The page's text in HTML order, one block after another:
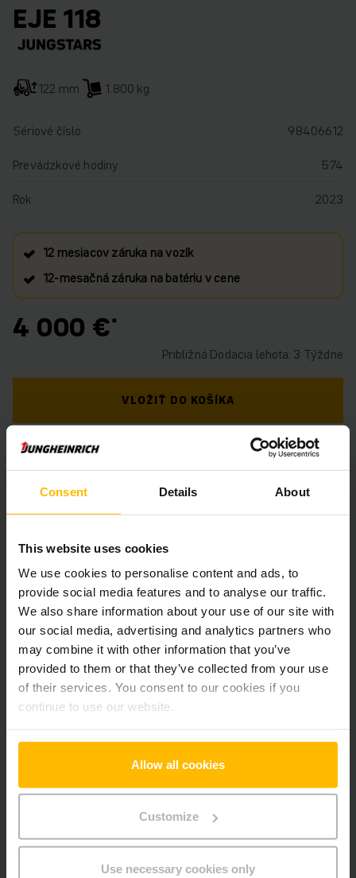
Consent Details About
This website uses cookies
We use cookies to personalise content and ads, to
provide social media features and to analyse our traffic.
We also share information about your use of our site with
our social media, advertising and analytics partners who
may combine it with other information that you’ve
provided to them or that they’ve collected from your use
of their services. You consent to our cookies if you
continue to use our website.
Allow all cookies
Customize
Use necessary cookies only
EJE 118
122 mm 1.800 kg
Sériové číslo
98406612
Prevádzkové hodiny
574
Rok
2023
12 mesiacov záruka na vozík
12‑mesačná záruka na batériu v cene
4 000 €
Približná Dodacia lehota: 3 Týždne
VLOŽIŤ DO KOŠÍKA
MÁTE OTÁZKY TÝKAJÚCE SA TOHTO
Informácie o výrobku
Nasledujúca časť poskytuje komplexný prehľad technických
špecifikácií a vybavenia vozidla.
Technické údaje
250 Ah
2026
Rok 2023